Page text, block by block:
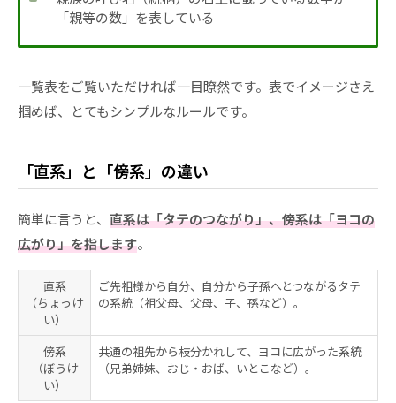
「親等の数」を表している
一覧表をご覧いただければ一目瞭然です。表でイメージさえ
掴めば、とてもシンプルなルールです。
「直系」と「傍系」の違い
簡単に言うと、 直系は「タテのつながり」、傍系は「ヨコの
広がり」を指します。
直系
（ちょっけ
い）
ご先祖様から自分、自分から子孫へとつながるタテ
の系統（祖父母、父母、子、孫など）。
傍系
（ぼうけ
い）
共通の祖先から枝分かれして、ヨコに広がった系統
（兄弟姉妹、おじ・おば、いとこなど）。